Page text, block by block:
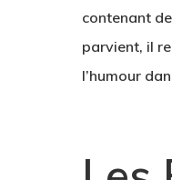
contenant
parvient, il
l’humour